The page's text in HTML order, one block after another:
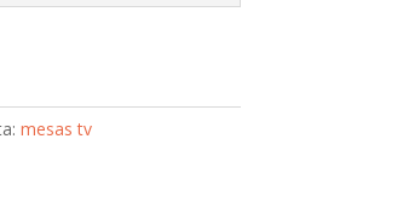
mesas tv